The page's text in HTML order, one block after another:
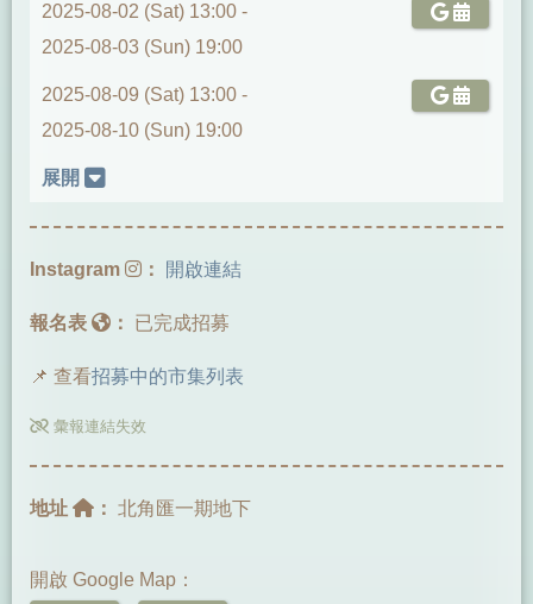
2025-08-02 (Sat) 13:00 -
2025-08-03 (Sun) 19:00
2025-08-09 (Sat) 13:00 -
2025-08-10 (Sun) 19:00
展開
Instagram ： 開啟連結
報名表 ： 已完成招募
📌 查看招募中的市集列表
彙報連結失效
地址 ： 北角匯一期地下
開啟 Google Map：